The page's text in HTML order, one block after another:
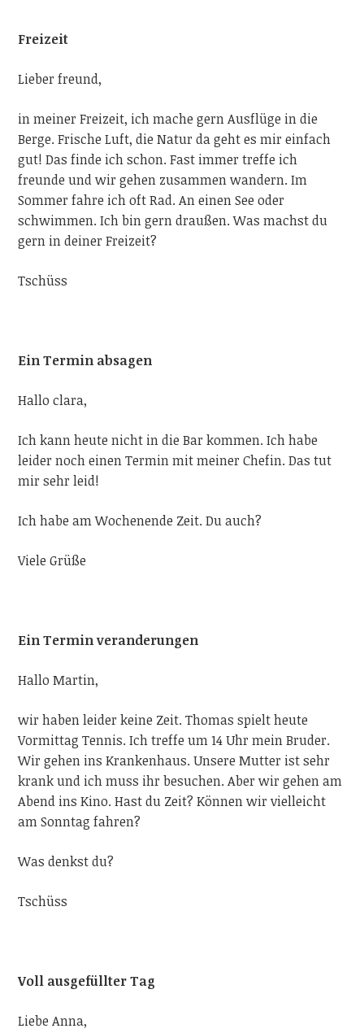
Freizeit
Lieber freund,
in meiner Freizeit, ich mache gern Ausflüge in die
Berge. Frische Luft, die Natur da geht es mir einfach
gut! Das finde ich schon. Fast immer treffe ich
freunde und wir gehen zusammen wandern. Im
Sommer fahre ich oft Rad. An einen See oder
schwimmen. Ich bin gern draußen. Was machst du
gern in deiner Freizeit?
Tschüss
Ein Termin absagen
Hallo clara,
Ich kann heute nicht in die Bar kommen. Ich habe
leider noch einen Termin mit meiner Chefin. Das tut
mir sehr leid!
Ich habe am Wochenende Zeit. Du auch?
Viele Grüße
Ein Termin veranderungen
Hallo Martin,
wir haben leider keine Zeit. Thomas spielt heute
Vormittag Tennis. Ich treffe um 14 Uhr mein Bruder.
Wir gehen ins Krankenhaus. Unsere Mutter ist sehr
krank und ich muss ihr besuchen. Aber wir gehen am
Abend ins Kino. Hast du Zeit? Können wir vielleicht
am Sonntag fahren?
Was denkst du?
Tschüss
Voll ausgefüllter Tag
Liebe Anna,